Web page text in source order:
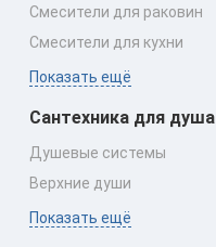
Смесители для раковин
Смесители для кухни
Показать ещё
Сантехника для душа
Душевые системы
Верхние души
Показать ещё